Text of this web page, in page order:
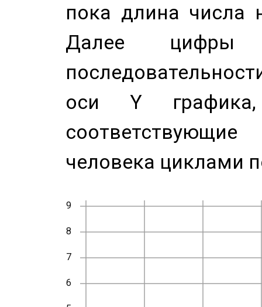
пока длина числа
Далее цифры
оси Y
человека циклами